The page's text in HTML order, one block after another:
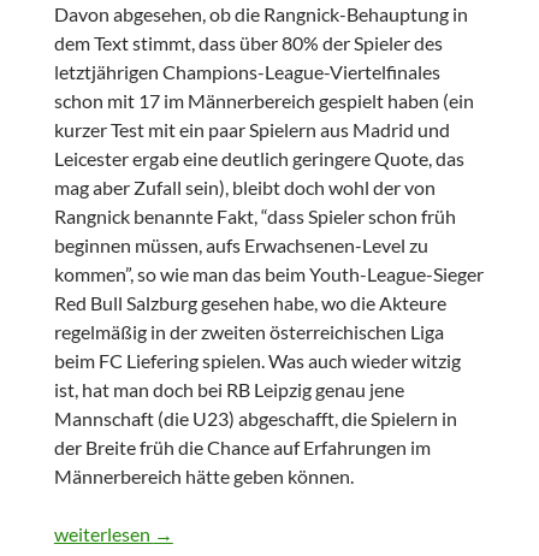
Davon abgesehen, ob die Rangnick-Behauptung in
dem Text stimmt, dass über 80% der Spieler des
letztjährigen Champions-League-Viertelfinales
schon mit 17 im Männerbereich gespielt haben (ein
kurzer Test mit ein paar Spielern aus Madrid und
Leicester ergab eine deutlich geringere Quote, das
mag aber Zufall sein), bleibt doch wohl der von
Rangnick benannte Fakt, “dass Spieler schon früh
beginnen müssen, aufs Erwachsenen-Level zu
kommen”, so wie man das beim Youth-League-Sieger
Red Bull Salzburg gesehen habe, wo die Akteure
regelmäßig in der zweiten österreichischen Liga
beim FC Liefering spielen. Was auch wieder witzig
ist, hat man doch bei RB Leipzig genau jene
Mannschaft (die U23) abgeschafft, die Spielern in
der Breite früh die Chance auf Erfahrungen im
Männerbereich hätte geben können.
Jugendliche Leichtigkeit
weiterlesen →